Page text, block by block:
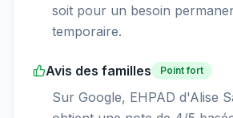
soit pour un besoin
temporaire.
Avis des familles Point fort
Sur Google, EHPAD d'Alise